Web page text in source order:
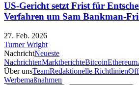
US-Gericht setzt Frist für
Verfahren um Sam Bankman-
27. Feb. 2026
Turner Wright
NachrichtNeueste
NachrichtenMarktberichteBitcoinEthereum
Über unsTeamRedaktionelle Richtlinien
Werbemaßnahmen